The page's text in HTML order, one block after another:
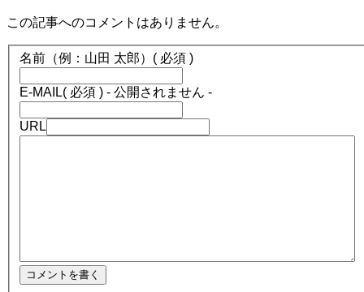
この記事へのコメントはありません。
名前（例：山田 太郎） ( 必須 )
E-MAIL( 必須 ) - 公開されません -
URL